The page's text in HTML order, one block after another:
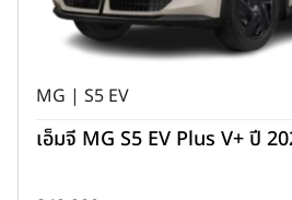
MG | S5 EV
เอ็มจี MG S5 EV Plus V+ ปี